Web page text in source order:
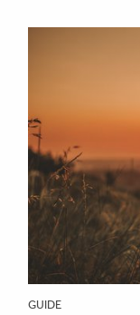
GUIDE